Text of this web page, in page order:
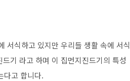
서식하고 있지만 우리들 생활 속에 서식
기 라고 하며 이 집먼지진드기의 특성
다고 합니다.